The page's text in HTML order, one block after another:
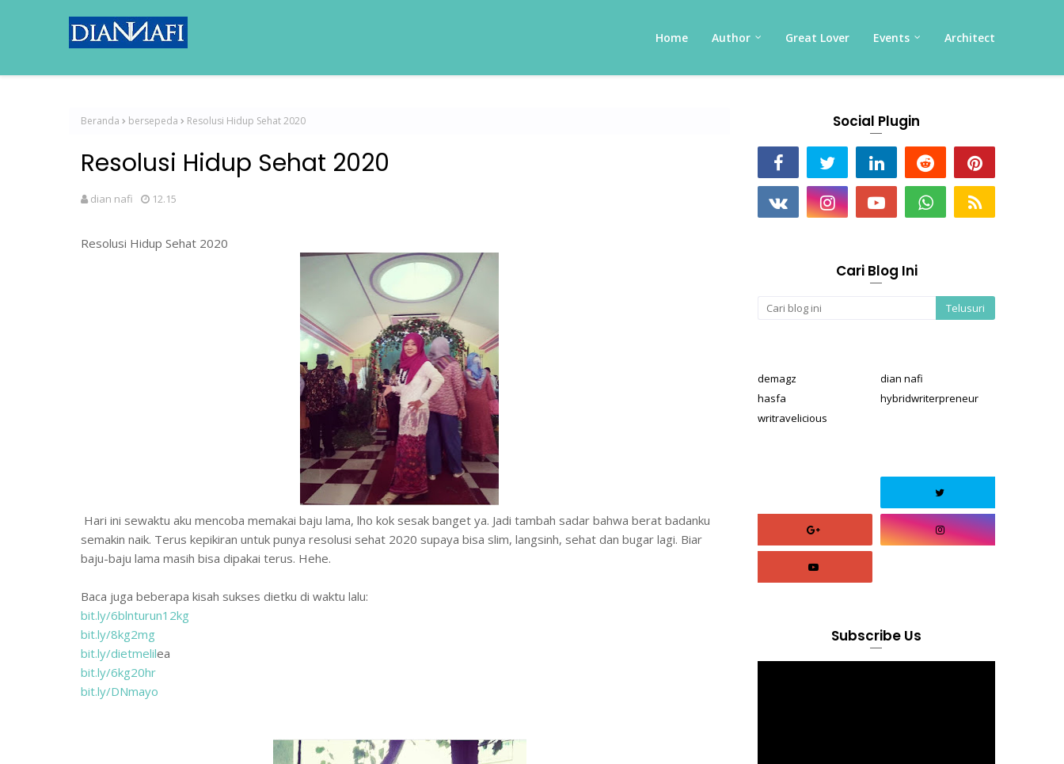
Home Author Great Lover Events Architect
Beranda bersepeda Resolusi Hidup Sehat 2020
Resolusi Hidup Sehat 2020
dian nafi 12.15
Resolusi Hidup Sehat 2020
Hari ini sewaktu aku mencoba memakai baju lama, lho kok sesak banget ya. Jadi tambah sadar bahwa berat badanku
semakin naik. Terus kepikiran untuk punya resolusi sehat 2020 supaya bisa slim, langsinh, sehat dan bugar lagi. Biar
baju-baju lama masih bisa dipakai terus. Hehe.
Baca juga beberapa kisah sukses dietku di waktu lalu:
bit.ly/6blnturun12kg
bit.ly/8kg2mg
bit.ly/dietmelilea
bit.ly/6kg20hr
bit.ly/DNmayo
Social Plugin
Cari Blog Ini
demagz
dian nafi
hasfa
hybridwriterpreneur
writravelicious
Subscribe Us